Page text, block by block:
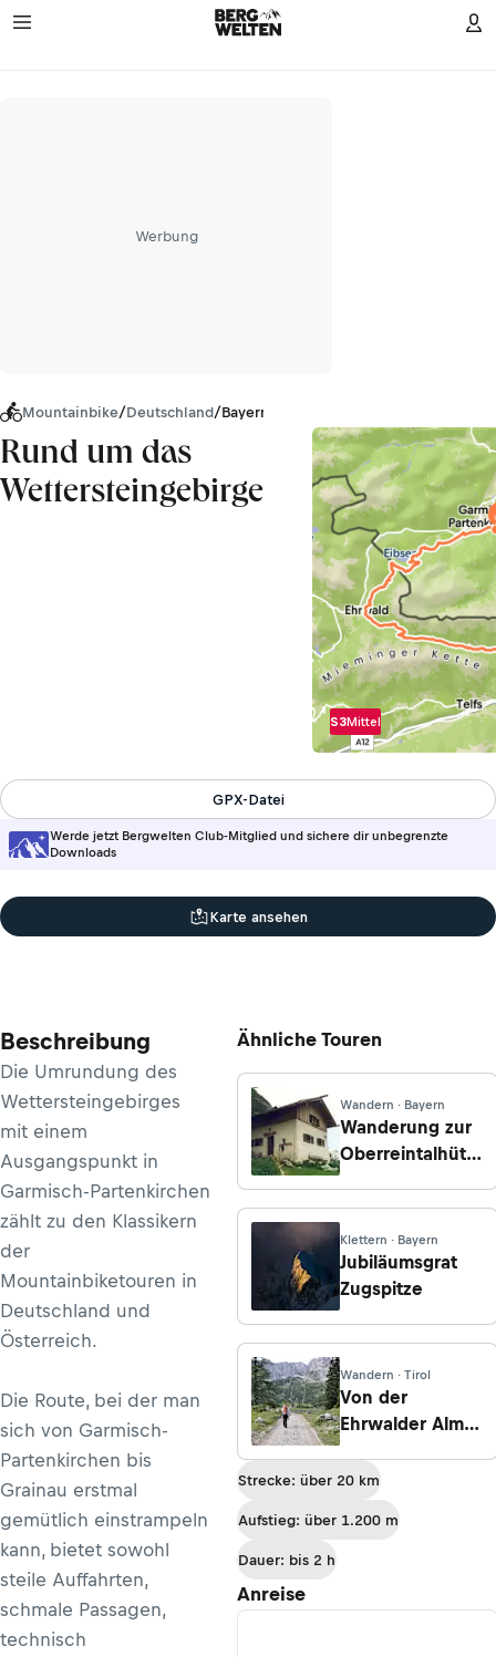
Werbung
Mountainbike/Deutschland/Bayern
Rund um das
Wettersteingebirge
S3Mittel
Werde jetzt Bergwelten Club-Mitglied und sichere dir unbegrenzte
Downloads
GPX-Datei
Karte ansehen
Beschreibung
Die Umrundung des
Wettersteingebirges
mit einem
Ausgangspunkt in
Garmisch-Partenkirchen
zählt zu den Klassikern
der
Mountainbiketouren in
Deutschland und
Österreich.
Die Route, bei der man
sich von Garmisch-
Partenkirchen bis
Grainau erstmal
gemütlich einstrampeln
kann, bietet sowohl
steile Auffahrten,
schmale Passagen,
technisch
Ähnliche Touren
Wandern · Bayern
Wanderung zur
Oberreintalhütte
Partenkirchen
Klettern · Bayern
Jubiläumsgrat
Zugspitze
Wandern · Tirol
Von der
Ehrwalder Alm
Strecke: über 20 km
Aufstieg: über 1.200 m
Dauer: bis 2 h
Anreise